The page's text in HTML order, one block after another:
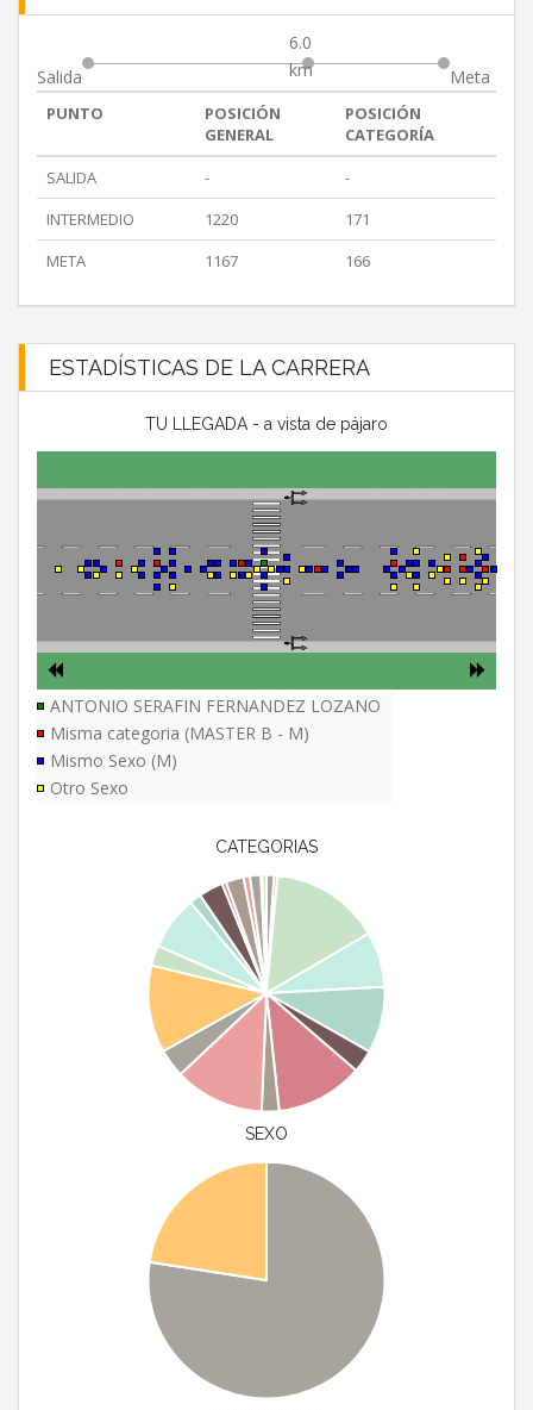
Salida
6.0
km
Meta
PUNTO
POSICIÓN
GENERAL
POSICIÓN
CATEGORÍA
SALIDA
-
-
INTERMEDIO
1220
171
META
1167 166
ESTADÍSTICAS DE LA CARRERA
TU LLEGADA - a vista de pájaro
ANTONIO SERAFIN FERNANDEZ LOZANO
Misma categoria (MASTER B - M)
Mismo Sexo (M)
Otro Sexo
CATEGORIAS
SEXO